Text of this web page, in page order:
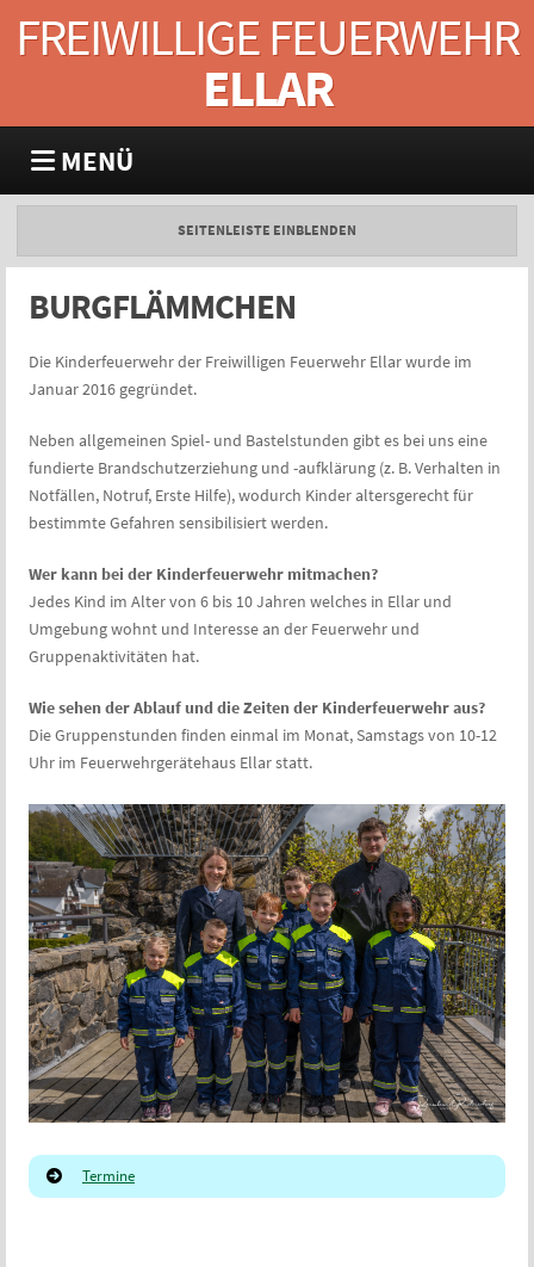
FREIWILLIGE FEUERWEHR
ELLAR
MENÜ
SEITENLEISTE EINBLENDEN
BURGFLÄMMCHEN
Die Kinderfeuerwehr der Freiwilligen Feuerwehr Ellar wurde im
Januar 2016 gegründet.
Neben allgemeinen Spiel- und Bastelstunden gibt es bei uns eine
fundierte Brandschutzerziehung und -aufklärung (z. B. Verhalten in
Notfällen, Notruf, Erste Hilfe), wodurch Kinder altersgerecht für
bestimmte Gefahren sensibilisiert werden.
Wer kann bei der Kinderfeuerwehr mitmachen?
Jedes Kind im Alter von 6 bis 10 Jahren welches in Ellar und
Umgebung wohnt und Interesse an der Feuerwehr und
Gruppenaktivitäten hat.
Wie sehen der Ablauf und die Zeiten der Kinderfeuerwehr aus?
Die Gruppenstunden finden einmal im Monat, Samstags von 10-12
Uhr im Feuerwehrgerätehaus Ellar statt.
Termine